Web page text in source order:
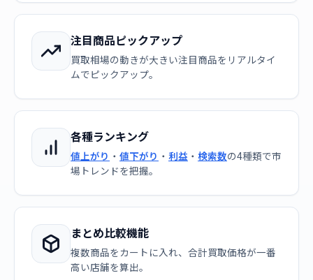
注目商品ピックアップ
買取相場の動きが大きい注目商品をリアルタイ
ムでピックアップ。
各種ランキング
値上がり ・ 値下がり ・ 利益 ・ 検索数の4種類で市
場トレンドを把握。
まとめ比較機能
複数商品をカートに入れ、合計買取価格が一番
高い店舗を算出。